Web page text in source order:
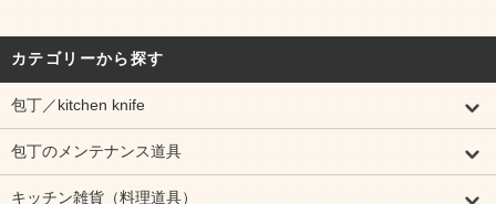
カテゴリーから探す
包丁／kitchen knife
包丁のメンテナンス道具
キッチン雑貨（料理道具）